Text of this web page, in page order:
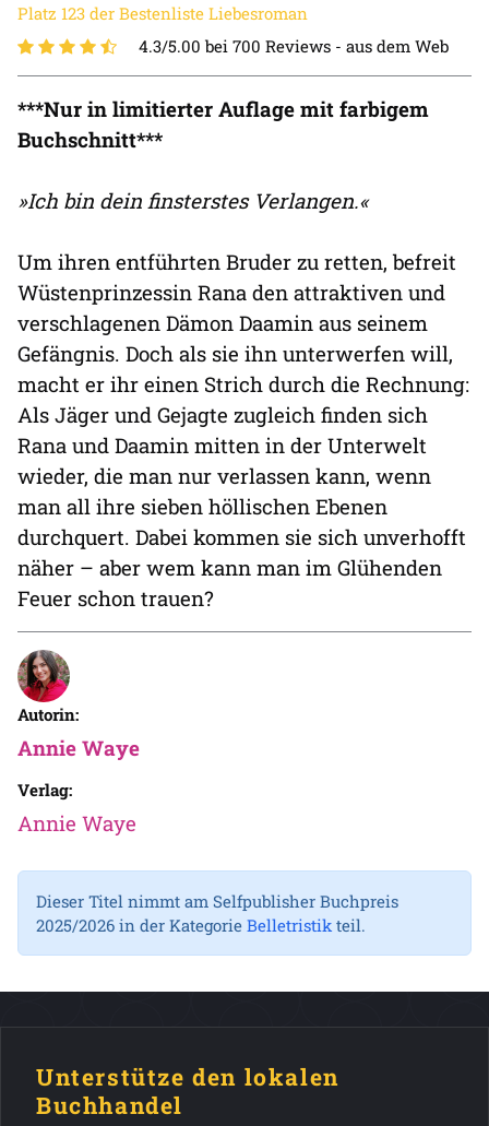
Platz 123 der Bestenliste Liebesroman
4.3/5.00 bei 700 Reviews - aus dem Web
***Nur in limitierter Auflage mit farbigem
Buchschnitt***
»Ich bin dein finsterstes Verlangen.«
Um ihren entführten Bruder zu retten, befreit
Wüstenprinzessin Rana den attraktiven und
verschlagenen Dämon Daamin aus seinem
Gefängnis. Doch als sie ihn unterwerfen will,
macht er ihr einen Strich durch die Rechnung:
Als Jäger und Gejagte zugleich finden sich
Rana und Daamin mitten in der Unterwelt
wieder, die man nur verlassen kann, wenn
man all ihre sieben höllischen Ebenen
durchquert. Dabei kommen sie sich unverhofft
näher – aber wem kann man im Glühenden
Feuer schon trauen?
Autorin:
Annie Waye
Verlag:
Annie Waye
Dieser Titel nimmt am Selfpublisher Buchpreis
2025/2026 in der Kategorie Belletristikteil.
Unterstütze den lokalen
Buchhandel